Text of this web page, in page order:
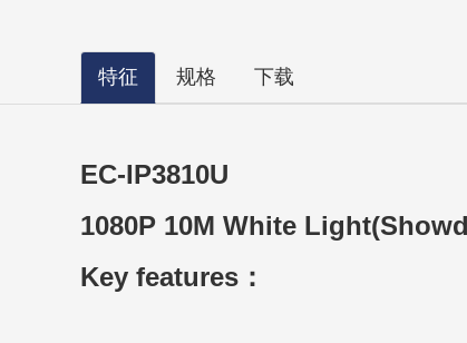
特征 规格 下载
EC-IP3810U
1080P 10M White
Key features：